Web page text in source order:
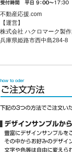
不動産応援.com
【運営】
株式会社 ハクロマーク製
兵庫県姫路市西中島284-8